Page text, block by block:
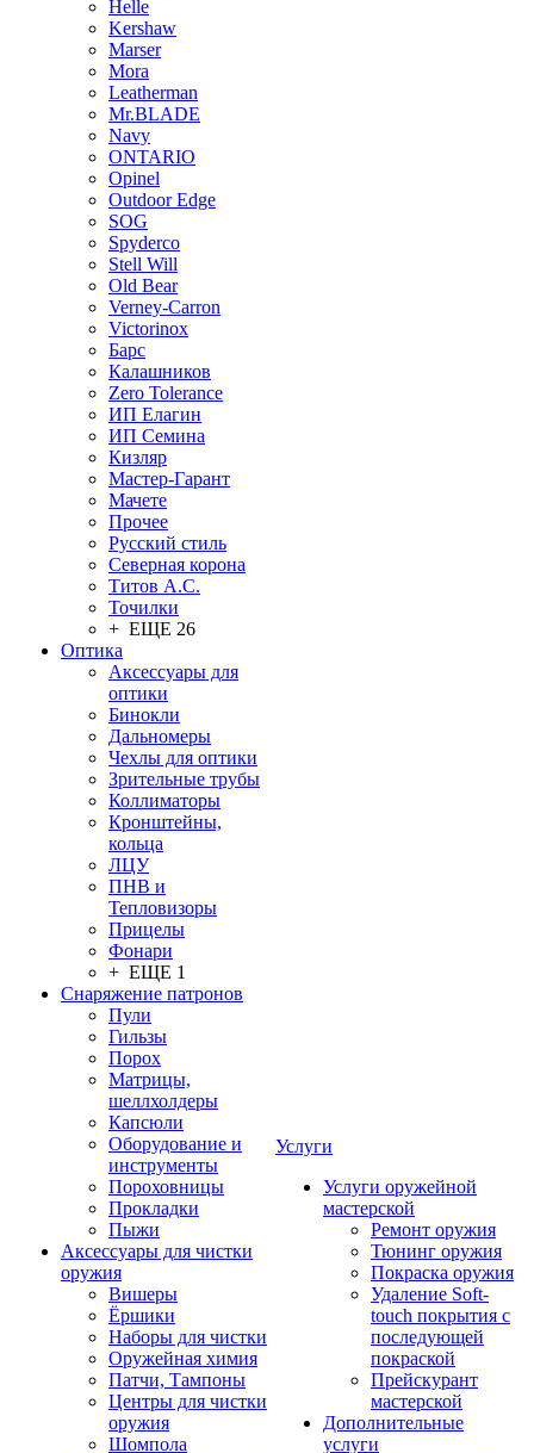
Helle
Kershaw
Marser
Mora
Leatherman
Mr.BLADE
Navy
ONTARIO
Opinel
Outdoor Edge
SOG
Spyderco
Stell Will
Old Bear
Verney-Carron
Victorinox
Барс
Калашников
Zero Tolerance
ИП Елагин
ИП Семина
Кизляр
Мастер-Гарант
Мачете
Прочее
Русский стиль
Северная корона
Титов А.С.
Точилки
+ ЕЩЕ 26
Оптика
Аксессуары для
оптики
Бинокли
Дальномеры
Чехлы для оптики
Зрительные трубы
Коллиматоры
Кронштейны,
кольца
ЛЦУ
ПНВ и
Тепловизоры
Прицелы
Фонари
+ ЕЩЕ 1
Снаряжение патронов
Пули
Гильзы
Порох
Матрицы,
шеллхолдеры
Капсюли
Оборудование и
инструменты
Пороховницы
Прокладки
Пыжи
Аксессуары для чистки
оружия
Вишеры
Ёршики
Наборы для чистки
Оружейная химия
Патчи, Тампоны
Центры для чистки
оружия
Шомпола
Услуги
Услуги оружейной
мастерской
Ремонт оружия
Тюнинг оружия
Покраска оружия
Удаление Soft-
touch покрытия с
последующей
покраской
Прейскурант
мастерской
Дополнительные
услуги